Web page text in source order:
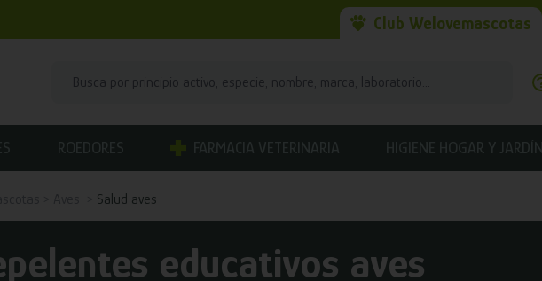
Club Welovemascotas
ROEDORES FARMACIA VETERINARIA HIGIENE HOGAR Y JARDÍN
Salud aves
educativos aves